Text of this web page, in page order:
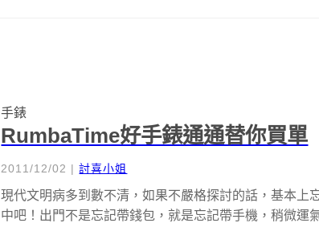
手錶
RumbaTime好手錶通通替你買單
2011/12/02 |討喜小姐
現代文明病多到數不清，如果不嚴格探討的話，基本上
中吧！出門不是忘記帶錢包，就是忘記帶手機，稍微運